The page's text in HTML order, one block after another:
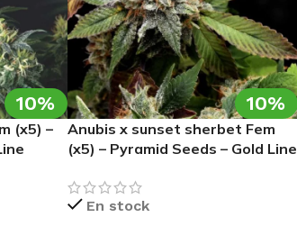
10%
(x5) –
10%
Anubis x sunset sherbet Fem
(x5) – Pyramid Seeds – Gold Line
En stock